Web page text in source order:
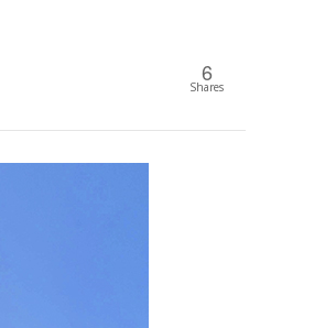
6
Shares